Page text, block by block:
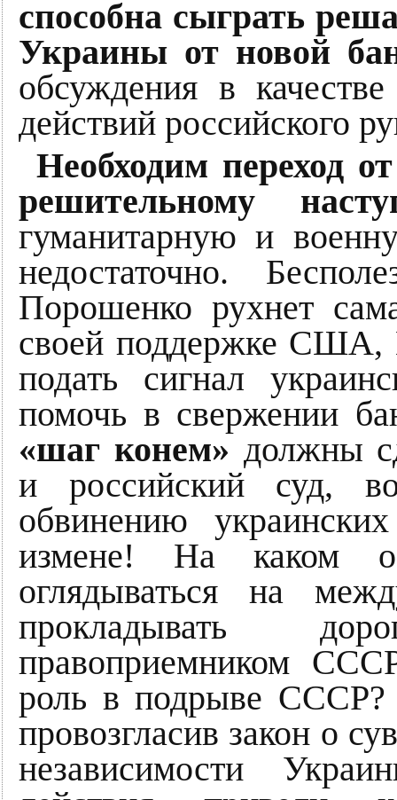
способна сыграть
Украины от новой
обсуждения в
действий российского
Необходим переход
решительному
гуманитарную и
недостаточно.
Порошенко рухнет
своей поддержке США,
подать сигнал
помочь в свержении
«шаг конем» должны
и российский суд,
обвинению
измене! На каком
оглядываться на
прокладывать
правоприемником
роль в подрыве СССР?
провозгласив закон о
независимости